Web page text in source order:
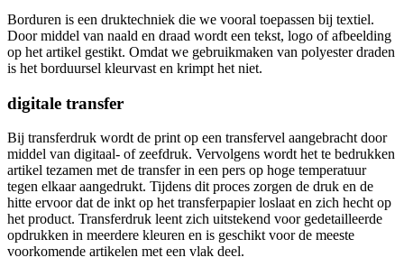
Borduren is een druktechniek die we vooral toepassen bij textiel.
Door middel van naald en draad wordt een tekst, logo of afbeelding
op het artikel gestikt. Omdat we gebruikmaken van polyester draden
is het borduursel kleurvast en krimpt het niet.
digitale transfer
Bij transferdruk wordt de print op een transfervel aangebracht door
middel van digitaal- of zeefdruk. Vervolgens wordt het te bedrukken
artikel tezamen met de transfer in een pers op hoge temperatuur
tegen elkaar aangedrukt. Tijdens dit proces zorgen de druk en de
hitte ervoor dat de inkt op het transferpapier loslaat en zich hecht op
het product. Transferdruk leent zich uitstekend voor gedetailleerde
opdrukken in meerdere kleuren en is geschikt voor de meeste
voorkomende artikelen met een vlak deel.